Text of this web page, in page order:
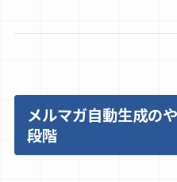
メルマガ自動生成の
段階